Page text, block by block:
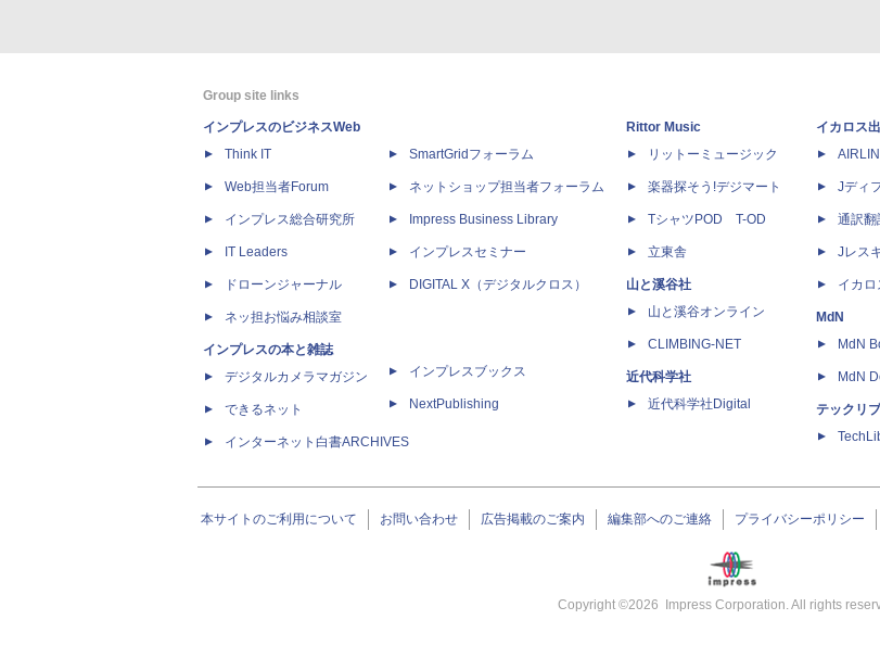
Group site links
インプレスのビジネスWeb
Think IT
Web担当者Forum
インプレス総合研究所
IT Leaders
ドローンジャーナル
ネッ担お悩み相談室
インプレスの本と雑誌
デジタルカメラマガジン
できるネット
インターネット白書ARCHIVES
SmartGridフォーラム
ネットショップ担当者フォーラム
Impress Business Library
インプレスセミナー
DIGITAL X（デジタルクロス）
インプレスブックス
NextPublishing
Rittor Music
リットーミュージック
楽器探そう!デジマート
TシャツPOD T-OD
立東舎
山と溪谷社
山と溪谷オンライン
CLIMBING-NET
近代科学社
近代科学社Digital
イカロス
Jディ
通訳翻
Jレス
イカ
MdN
MdN
MdN
テックリブ
本サイトのご利用について お問い合わせ 広告掲載のご案内 編集部へのご連絡 プライバシーポリシー
Copyright ©2026 Impress Corporation. All rights